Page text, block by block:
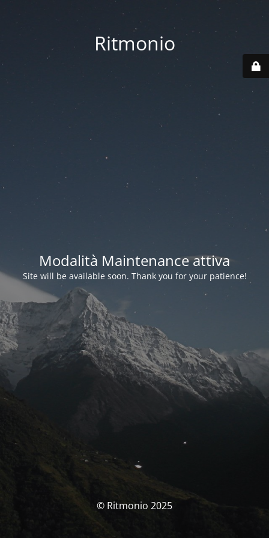
Ritmonio
Modalità Maintenance attiva
Site will be available soon. Thank you for your patience!
© Ritmonio 2025